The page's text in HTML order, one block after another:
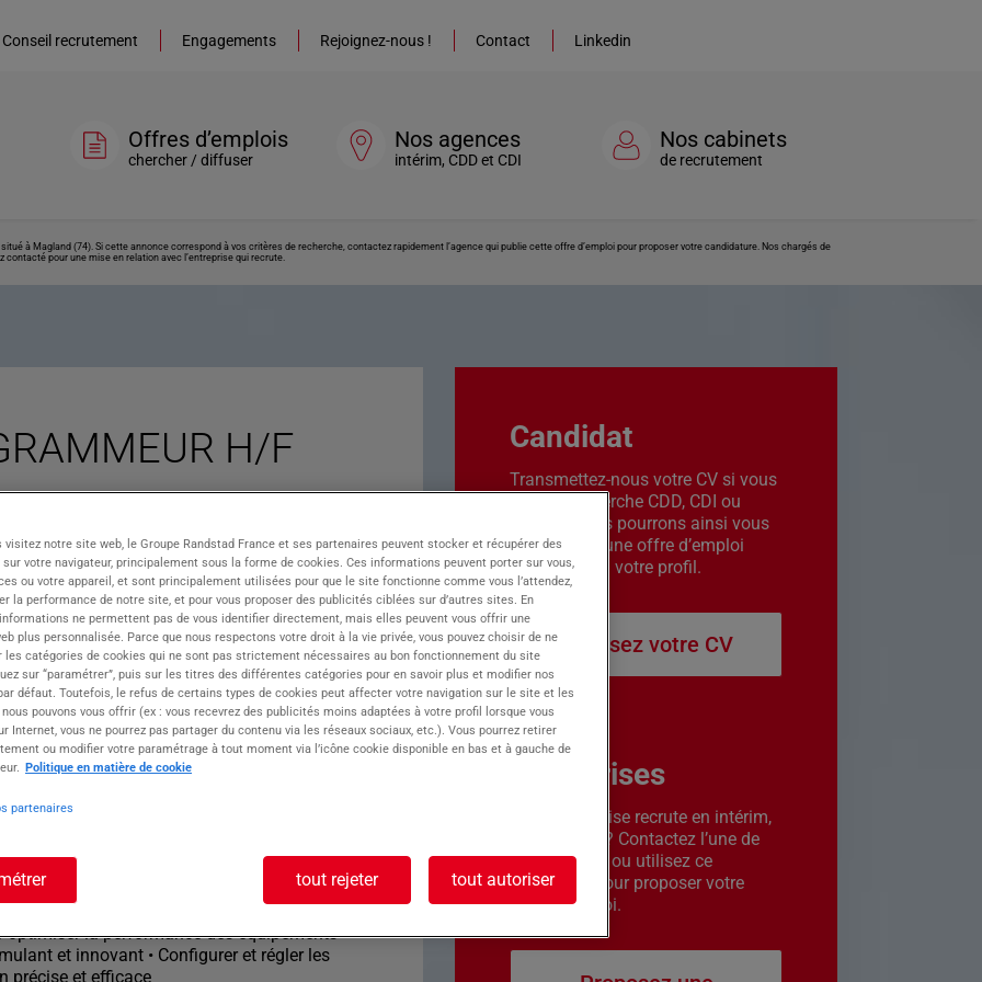
Conseil recrutement Engagements Rejoignez-nous ! Contact Linkedin
Offres d’emplois
chercher / diffuser
Nos agences
intérim, CDD et CDI
Nos cabinets
de recrutement
à Magland (74). Si cette annonce correspond à vos critères de recherche, contactez rapidement l’agence qui publie cette offre d’emploi pour proposer votre candidature. Nos chargés de
pour une mise en relation avec l’entreprise qui recrute.
H/F
ATOLL, vous ouvre la voie vers des
BTP. Découvrez Cluses, au cœur de la vallée
décolletage et son patrimoine industriel.
dans le décolletage, engagée à offrir
:
H/F
apporter votre talent de
et dynamique en journée ?
optimiser la performance des équipements
et innovant • Configurer et régler les
précise et efficace
Candidat
Transmettez-nous votre CV si vous
êtes en recherche CDD, CDI ou
intérim. Nous pourrons ainsi vous
contacter si une offre d’emploi
correspond à votre profil.
Déposez votre CV
Entreprises
Votre entreprise recrute en intérim,
CDD ou CDI ? Contactez l’une de
nos agences ou utilisez ce
formulaire pour proposer votre
offre d’emploi.
visitez notre site web, le Groupe Randstad France et ses partenaires peuvent stocker et récupérer des
votre navigateur, principalement sous la forme de cookies. Ces informations peuvent porter sur vous,
ou votre appareil, et sont principalement utilisées pour que le site fonctionne comme vous l’attendez,
la performance de notre site, et pour vous proposer des publicités ciblées sur d’autres sites. En
ne permettent pas de vous identifier directement, mais elles peuvent vous offrir une
plus personnalisée. Parce que nous respectons votre droit à la vie privée, vous pouvez choisir de ne
les catégories de cookies qui ne sont pas strictement nécessaires au bon fonctionnement du site
sur “paramétrer”, puis sur les titres des différentes catégories pour en savoir plus et modifier nos
défaut. Toutefois, le refus de certains types de cookies peut affecter votre navigation sur le site et les
pouvons vous offrir (ex : vous recevrez des publicités moins adaptées à votre profil lorsque vous
Internet, vous ne pourrez pas partager du contenu via les réseaux sociaux, etc.). Vous pourrez retirer
ou modifier votre paramétrage à tout moment via l’icône cookie disponible en bas et à gauche de
Politique en matière de cookie
partenaires
tout rejeter tout autoriser